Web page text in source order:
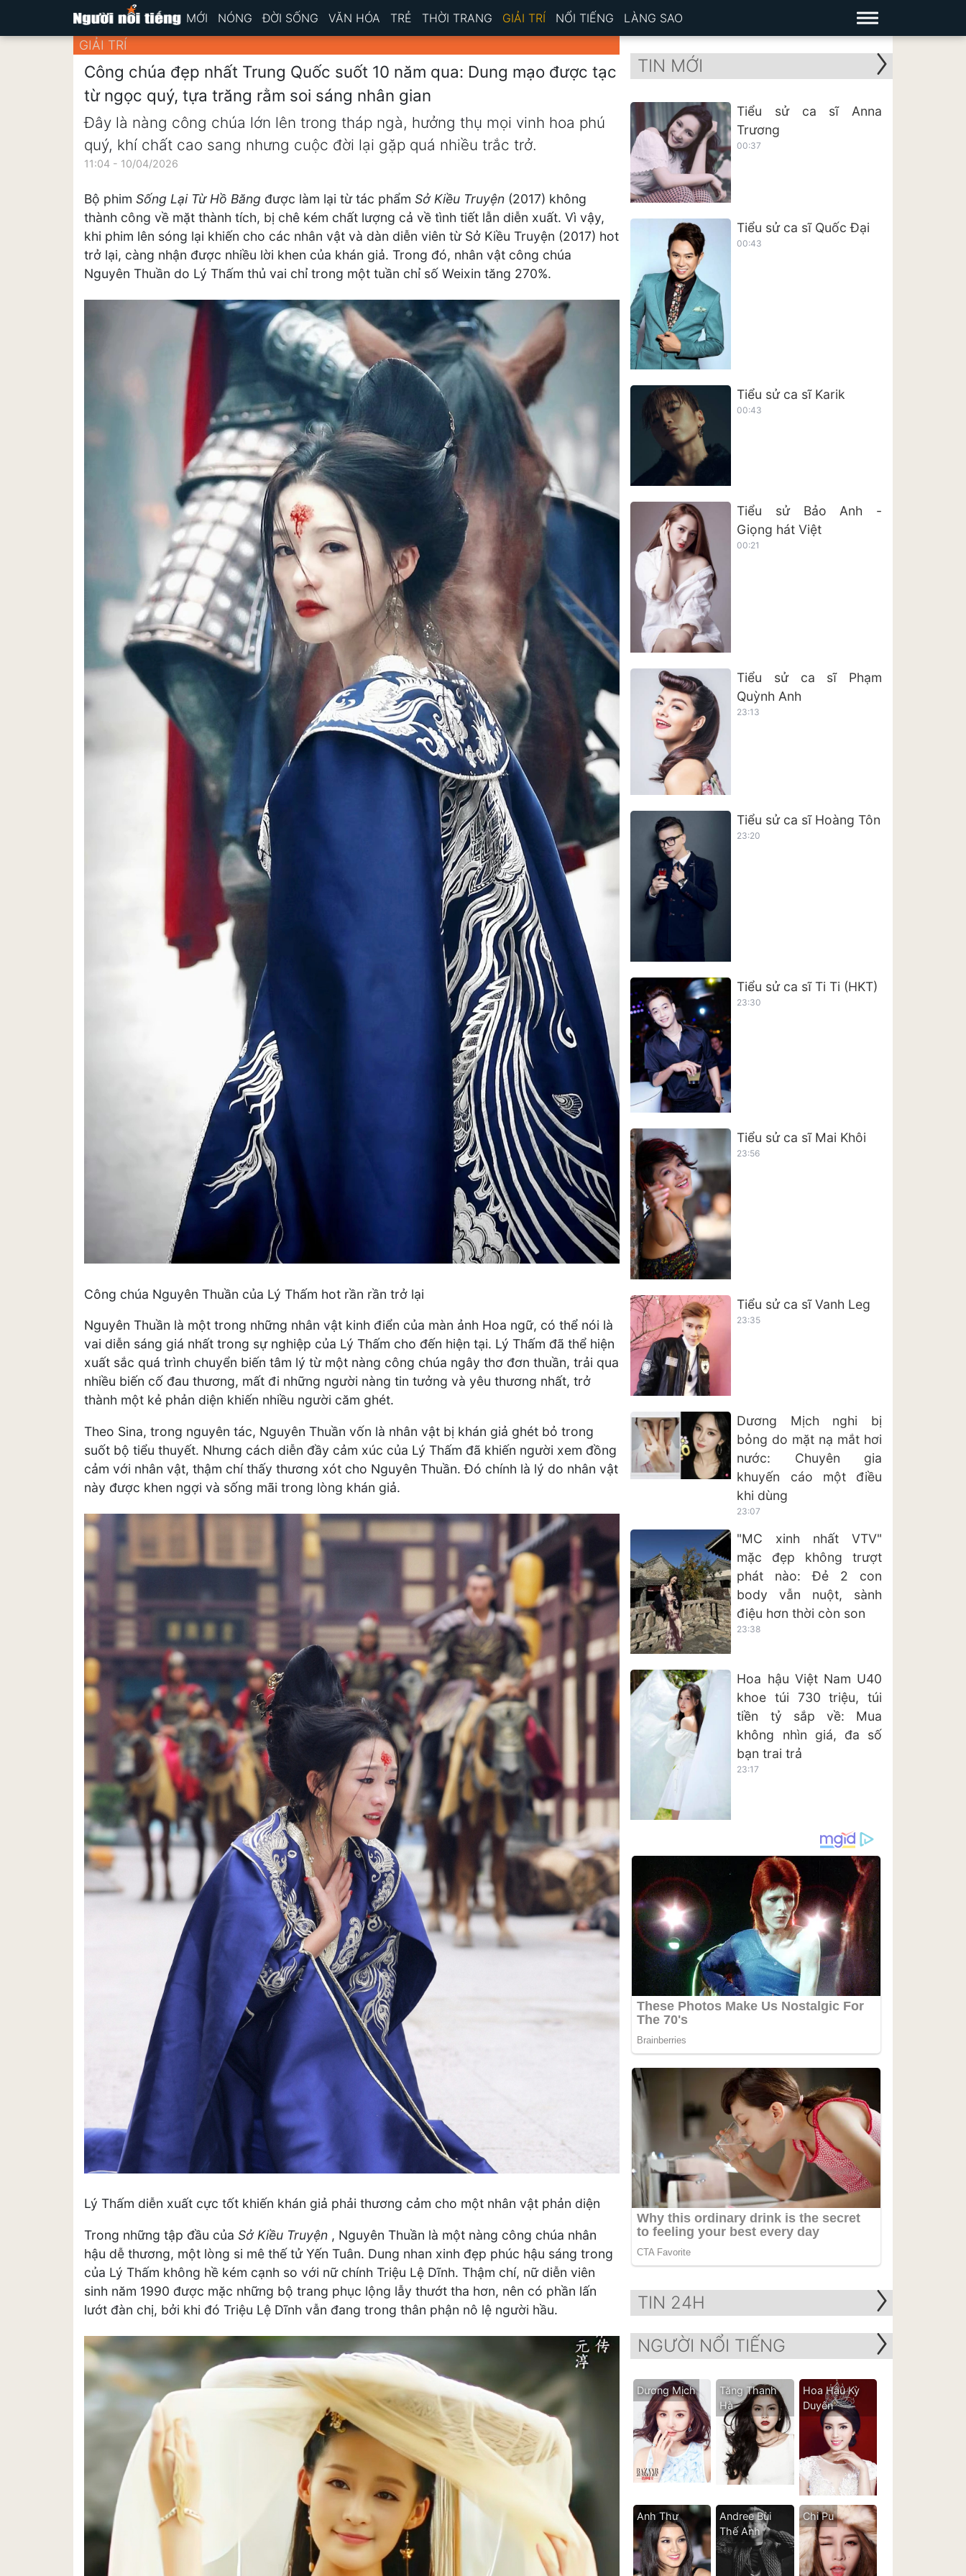
MỚI NÓNG ĐỜI SỐNG VĂN HÓA TRẺ THỜI TRANG GIẢI TRÍ NỔI TIẾNG LÀNG SAO
GIẢI TRÍ
Công chúa đẹp nhất Trung Quốc suốt 10 năm qua: Dung mạo được tạc
từ ngọc quý, tựa trăng rằm soi sáng nhân gian
Đây là nàng công chúa lớn lên trong tháp ngà, hưởng thụ mọi vinh hoa phú
quý, khí chất cao sang nhưng cuộc đời lại gặp quá nhiều trắc trở.
11:04 - 10/04/2026
Bộ phim Sống Lại Từ Hồ Băng được làm lại từ tác phẩm Sở Kiều Truyện (2017) không
thành công về mặt thành tích, bị chê kém chất lượng cả về tình tiết lẫn diễn xuất. Vì vậy,
khi phim lên sóng lại khiến cho các nhân vật và dàn diễn viên từ Sở Kiều Truyện (2017) hot
trở lại, càng nhận được nhiều lời khen của khán giả. Trong đó, nhân vật công chúa
Nguyên Thuần do Lý Thấm thủ vai chỉ trong một tuần chỉ số Weixin tăng 270%.
Công chúa Nguyên Thuần của Lý Thấm hot rần rần trở lại
Nguyên Thuần là một trong những nhân vật kinh điển của màn ảnh Hoa ngữ, có thể nói là
vai diễn sáng giá nhất trong sự nghiệp của Lý Thấm cho đến hiện tại. Lý Thấm đã thể hiện
xuất sắc quá trình chuyển biến tâm lý từ một nàng công chúa ngây thơ đơn thuần, trải qua
nhiều biến cố đau thương, mất đi những người nàng tin tưởng và yêu thương nhất, trở
thành một kẻ phản diện khiến nhiều người căm ghét.
Theo Sina, trong nguyên tác, Nguyên Thuần vốn là nhân vật bị khán giả ghét bỏ trong
suốt bộ tiểu thuyết. Nhưng cách diễn đầy cảm xúc của Lý Thấm đã khiến người xem đồng
cảm với nhân vật, thậm chí thấy thương xót cho Nguyên Thuần. Đó chính là lý do nhân vật
này được khen ngợi và sống mãi trong lòng khán giả.
Lý Thấm diễn xuất cực tốt khiến khán giả phải thương cảm cho một nhân vật phản diện
Trong những tập đầu của Sở Kiều Truyện , Nguyên Thuần là một nàng công chúa nhân
hậu dễ thương, một lòng si mê thế tử Yến Tuân. Dung nhan xinh đẹp phúc hậu sáng trong
của Lý Thấm không hề kém cạnh so với nữ chính Triệu Lệ Dĩnh. Thậm chí, nữ diễn viên
sinh năm 1990 được mặc những bộ trang phục lộng lẫy thướt tha hơn, nên có phần lấn
lướt đàn chị, bởi khi đó Triệu Lệ Dĩnh vẫn đang trong thân phận nô lệ người hầu.
TIN MỚI
Tiểu sử ca sĩ Anna
Trương
00:37
Tiểu sử ca sĩ Quốc Đại
00:43
Tiểu sử ca sĩ Karik
00:43
Tiểu sử Bảo Anh -
Giọng hát Việt
00:21
Tiểu sử ca sĩ Phạm
Quỳnh Anh
23:13
Tiểu sử ca sĩ Hoàng Tôn
23:20
Tiểu sử ca sĩ Ti Ti (HKT)
23:30
Tiểu sử ca sĩ Mai Khôi
23:56
Tiểu sử ca sĩ Vanh Leg
23:35
Dương Mịch nghi bị
bỏng do mặt nạ mắt hơi
nước: Chuyên gia
khuyến cáo một điều
khi dùng
23:07
"MC xinh nhất VTV"
mặc đẹp không trượt
phát nào: Đẻ 2 con
body vẫn nuột, sành
điệu hơn thời còn son
23:38
Hoa hậu Việt Nam U40
khoe túi 730 triệu, túi
tiền tỷ sắp về: Mua
không nhìn giá, đa số
bạn trai trả
23:17
TIN 24H
NGƯỜI NỔI TIẾNG
Dương Mịch
Tăng Thanh
Hà
Hoa Hậu Kỳ
Duyên
Anh Thư
Andree Bùi
Thế Anh
Chi Pu